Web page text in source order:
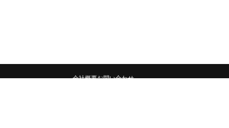
会社概要お問い合わせ